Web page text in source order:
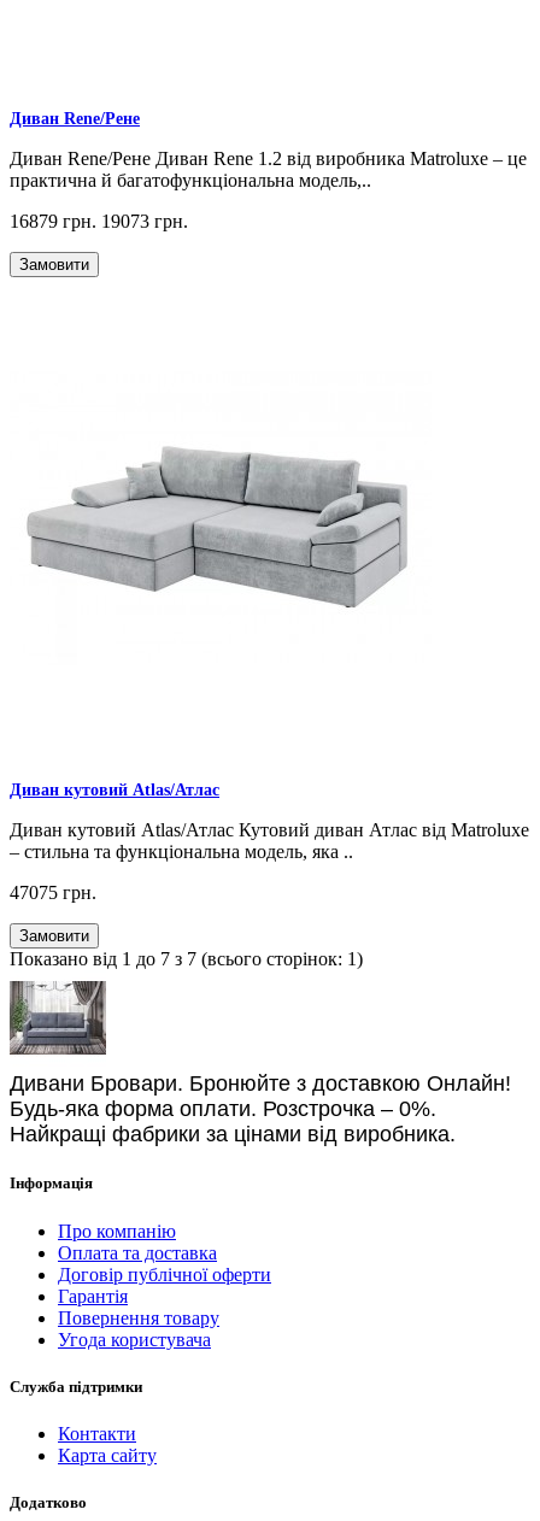
Диван Rene/Рене
Диван Rene/Рене Диван Rene 1.2 від виробника Matroluxe – це
практична й багатофункціональна модель,..
16879 грн. 19073 грн.
Замовити
Диван кутовий Atlas/Атлас
Диван кутовий Atlas/Атлас Кутовий диван Атлас від Matroluxe
– стильна та функціональна модель, яка ..
47075 грн.
Замовити
Показано від 1 до 7 з 7 (всього сторінок: 1)
Дивани Бровари. Бронюйте з доставкою Онлайн!
Будь-яка форма оплати. Розстрочка – 0%.
Найкращі фабрики за цінами від виробника.
Інформація
Про компанію
Оплата та доставка
Договір публічної оферти
Гарантія
Повернення товару
Угода користувача
Служба підтримки
Контакти
Карта сайту
Додатково